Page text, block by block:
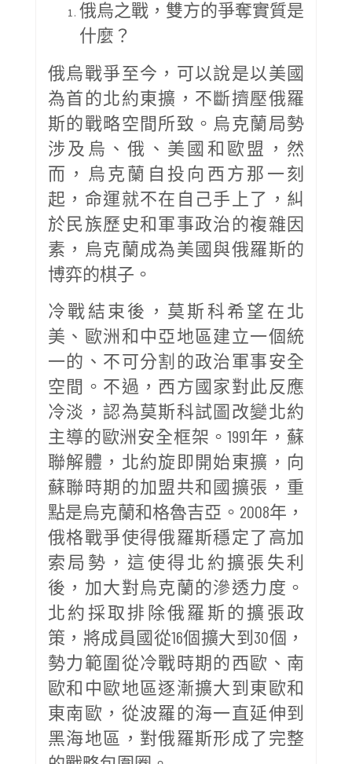
俄烏之戰，雙方的爭奪實質是
什麼？
俄烏戰爭至今，可以說是以美國
為首的北約東擴，不斷擠壓俄羅
斯的戰略空間所致。烏克蘭局勢
涉及烏、俄、美國和歐盟，然
而，烏克蘭自投向西方那一刻
起，命運就不在自己手上了，糾
於民族歷史和軍事政治的複雜因
素，烏克蘭成為美國與俄羅斯的
博弈的棋子。
冷戰結束後，莫斯科希望在北
美、歐洲和中亞地區建立一個統
一的、不可分割的政治軍事安全
空間。不過，西方國家對此反應
冷淡，認為莫斯科試圖改變北約
主導的歐洲安全框架。1991年，蘇
聯解體，北約旋即開始東擴，向
蘇聯時期的加盟共和國擴張，重
點是烏克蘭和格魯吉亞。2008年，
俄格戰爭使得俄羅斯穩定了高加
索局勢，這使得北約擴張失利
後，加大對烏克蘭的滲透力度。
北約採取排除俄羅斯的擴張政
策，將成員國從16個擴大到30個，
勢力範圍從冷戰時期的西歐、南
歐和中歐地區逐漸擴大到東歐和
東南歐，從波羅的海一直延伸到
黑海地區，對俄羅斯形成了完整